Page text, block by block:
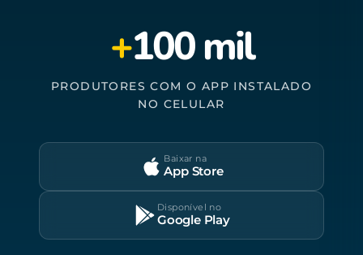
+100 mil
PRODUTORES COM O APP INSTALADO
NO CELULAR
Baixar na
App Store
Disponível no
Google Play